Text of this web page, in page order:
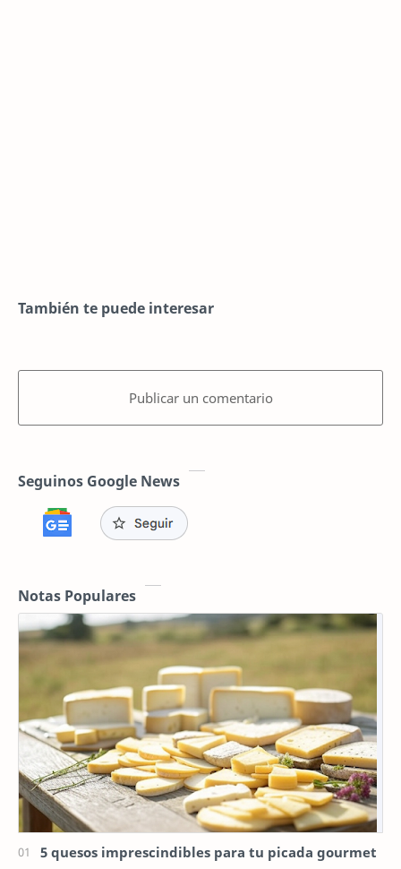
También te puede interesar
Publicar un comentario
Seguinos Google News
Notas Populares
5 quesos imprescindibles para tu picada gourmet